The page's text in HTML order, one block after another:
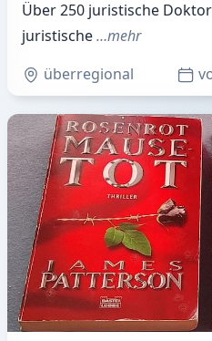
Über 250 juristische
juristische…mehr
überregional